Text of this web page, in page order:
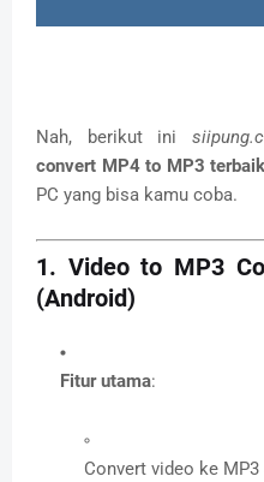
Nah, berikut ini
convert MP4 to MP3 terbaik
PC yang bisa kamu coba.
1. Video to MP3
(Android)
Fitur utama:
Convert video ke MP3